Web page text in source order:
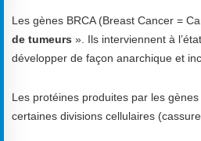
Les gènes BRCA (Breast Cancer =
de tumeurs ». Ils interviennent à
développer de façon anarchique et
Les protéines produites par les
certaines divisions cellulaires